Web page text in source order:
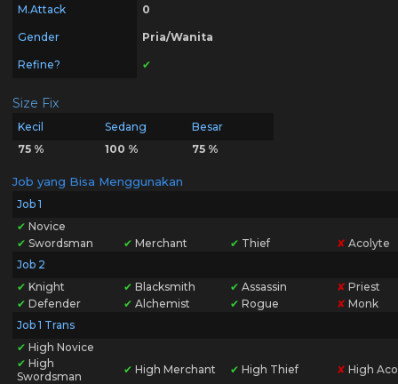
M.Attack 0
Gender Pria/Wanita
Refine? ✔
Size Fix
Kecil Sedang
Besar
75 %
100 % 75 %
Job yang Bisa Menggunakan
Job 1
✔ Novice
✔ Swordsman ✔ Merchant ✔ Thief ✘ Acolyte
Job 2
✔ Knight ✔ Blacksmith ✔ Assassin ✘ Priest
✔ Defender ✔ Alchemist ✔ Rogue ✘ Monk
Job 1 Trans
✔ High Novice
✔ High
Swordsman
✔ High Merchant ✔ High Thief ✘ High